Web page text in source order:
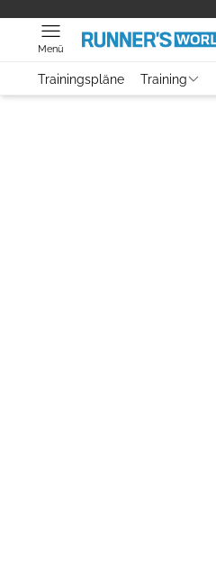
Menü
Trainingspläne Training